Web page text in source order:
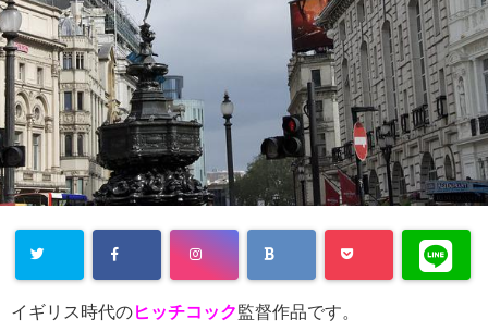
イギリス時代のヒッチコック監督作品です。